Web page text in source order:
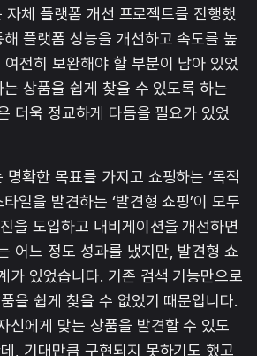
자체 플랫폼 개선 프로젝트를 진행했
플랫폼 성능을 개선하고 속도를 높
전히 보완해야 할 부분이 남아 있었
상품을 쉽게 찾을 수 있도록 하는
은 더욱 정교하게 다듬을 필요가 있었
확한 목표를 가지고 쇼핑하는 ‘목적
일을 발견하는 ‘발견형 쇼핑’이 모두
을 도입하고 내비게이션을 개선하면
어느 정도 성과를 냈지만, 발견형 쇼
가 있었습니다. 기존 검색 기능만으로
을 쉽게 찾을 수 없었기 때문입니다.
신에게 맞는 상품을 발견할 수 있도
, 기대만큼 구현되지 못하기도 했고